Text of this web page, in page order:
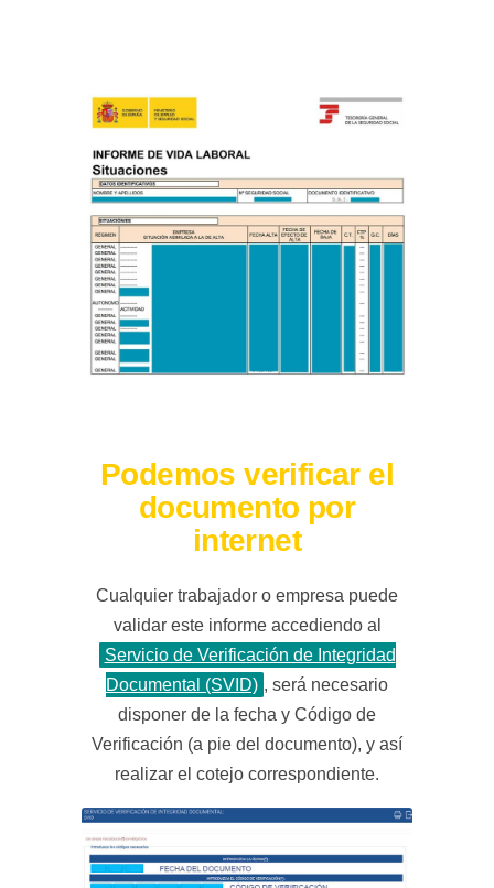
Podemos verificar el
documento por
internet
Cualquier trabajador o empresa puede
validar este informe accediendo al
Servicio de Verificación de Integridad
Documental (SVID) , será necesario
disponer de la fecha y Código de
Verificación (a pie del documento), y así
realizar el cotejo correspondiente.